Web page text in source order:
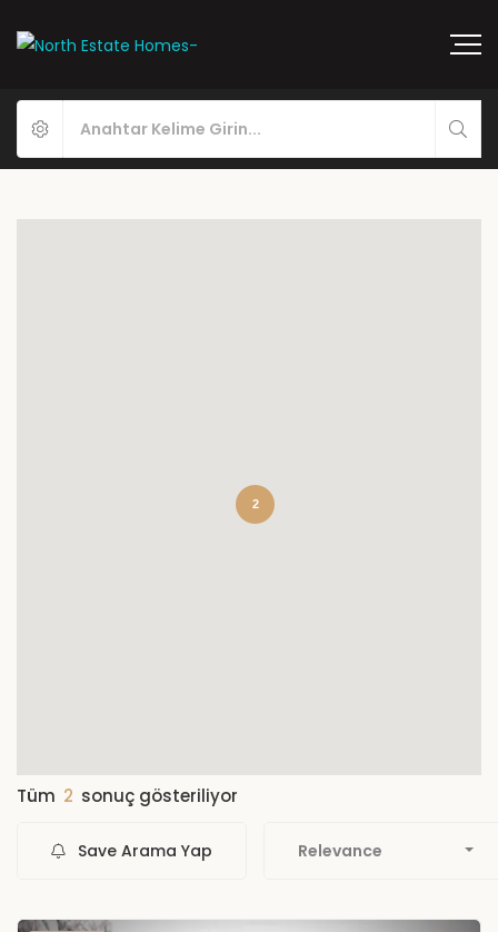
2
Tüm 2 sonuç gösteriliyor
Save Arama Yap Relevance